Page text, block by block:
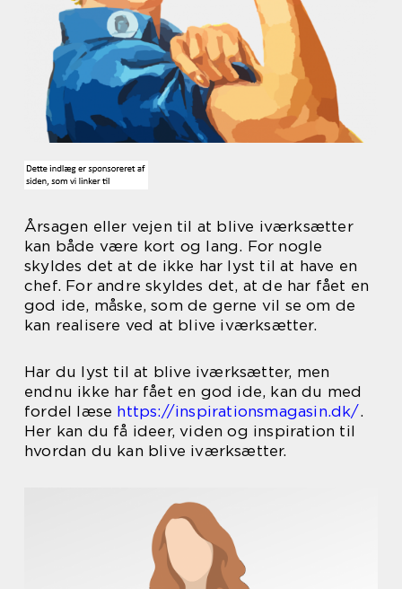
Årsagen eller vejen til at blive iværksætter
kan både være kort og lang. For nogle
skyldes det at de ikke har lyst til at have en
chef. For andre skyldes det, at de har fået en
god ide, måske, som de gerne vil se om de
kan realisere ved at blive iværksætter.
Har du lyst til at blive iværksætter, men
endnu ikke har fået en god ide, kan du med
fordel læse https://inspirationsmagasin.dk/.
Her kan du få ideer, viden og inspiration til
hvordan du kan blive iværksætter.